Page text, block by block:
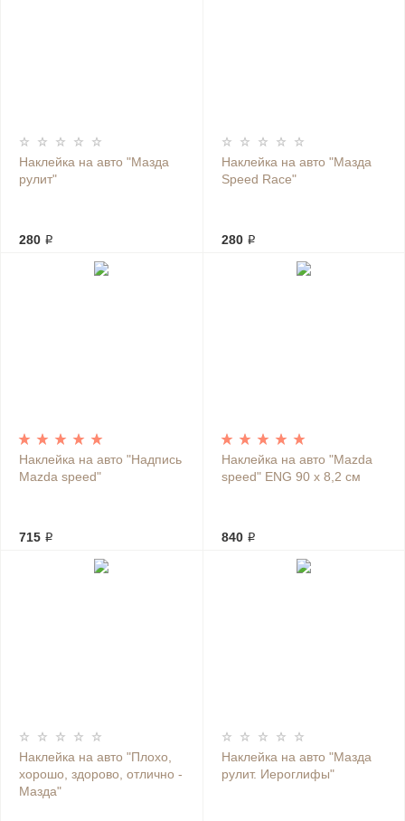
Наклейка на авто "Мазда
рулит"
280 ₽
Наклейка на авто "Мазда
Speed Race"
280 ₽
Наклейка на авто "Надпись
Mazda speed"
715 ₽
Наклейка на авто "Mazda
speed" ENG 90 х 8,2 см
840 ₽
Наклейка на авто "Плохо,
хорошо, здорово, отлично -
Мазда"
Наклейка на авто "Мазда
рулит. Иероглифы"